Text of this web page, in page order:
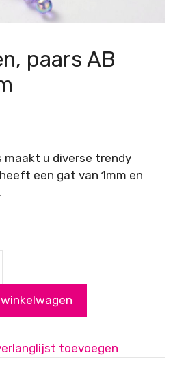
paars AB
maakt u diverse trendy
een gat van 1mm en
paars
glans,
6mm
toevoegen